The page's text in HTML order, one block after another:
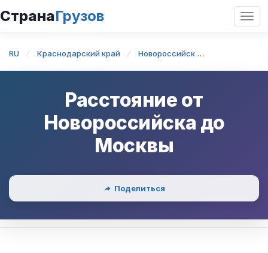
СтранаГрузов
RU Краснодарский край Новороссийск
Расстояние от
Новороссийска до
Москвы
Поделиться